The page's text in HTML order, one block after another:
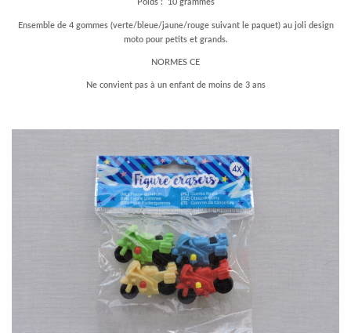
Poids : 10 grammes
Ensemble de 4 gommes (verte/bleue/jaune/rouge suivant le paquet) au joli design
moto pour petits et grands.
NORMES CE
Ne convient pas à un enfant de moins de 3 ans